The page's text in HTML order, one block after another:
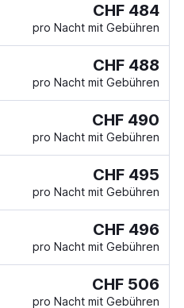
CHF 484
pro Nacht mit Gebühren
CHF 488
pro Nacht mit Gebühren
CHF 490
pro Nacht mit Gebühren
CHF 495
pro Nacht mit Gebühren
CHF 496
pro Nacht mit Gebühren
CHF 506
pro Nacht mit Gebühren